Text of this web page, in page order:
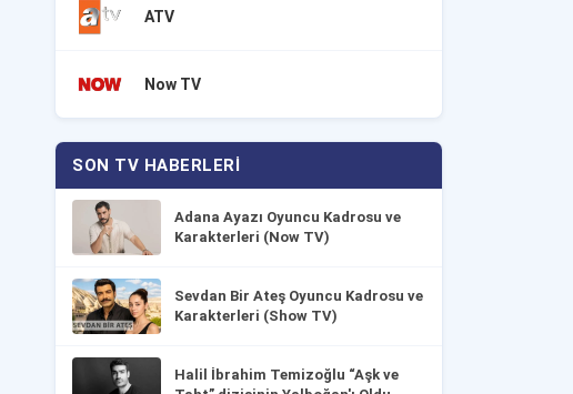
ATV
Now TV
SON TV HABERLERI
Adana Ayazı Oyuncu Kadrosu ve
Karakterleri (Now TV)
Sevdan Bir Ateş Oyuncu Kadrosu ve
Karakterleri (Show TV)
Halil İbrahim Temizoğlu “Aşk ve